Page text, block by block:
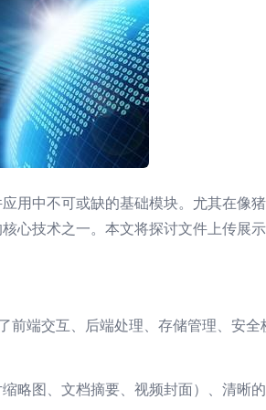
用中不可或缺的基础模块。尤其在像
心技术之一。本文将探讨文件上传展
端交互、后端处理、存储管理、安
略图、文档摘要、视频封面）、清晰